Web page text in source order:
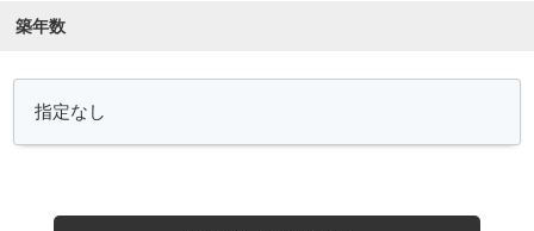
築年数